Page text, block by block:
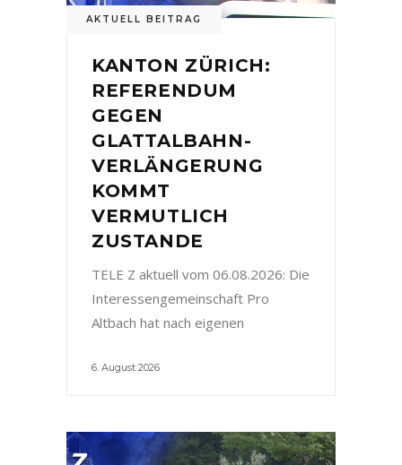
AKTUELL BEITRAG
KANTON ZÜRICH:
REFERENDUM
GEGEN
GLATTALBAHN-
VERLÄNGERUNG
KOMMT
VERMUTLICH
ZUSTANDE
TELE Z aktuell vom 06.08.2026: Die
Interessengemeinschaft Pro
Altbach hat nach eigenen
6. August 2026